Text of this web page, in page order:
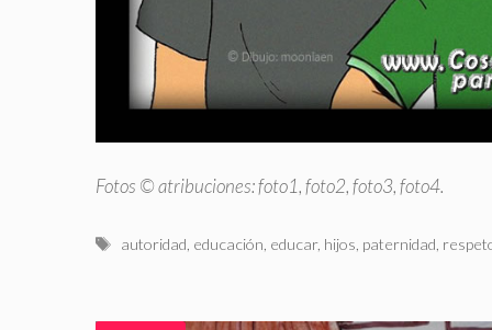
Fotos © atribuciones:foto1,foto2,foto3,foto4.
Etiquetas
autoridad educación educar, hijos paternidad